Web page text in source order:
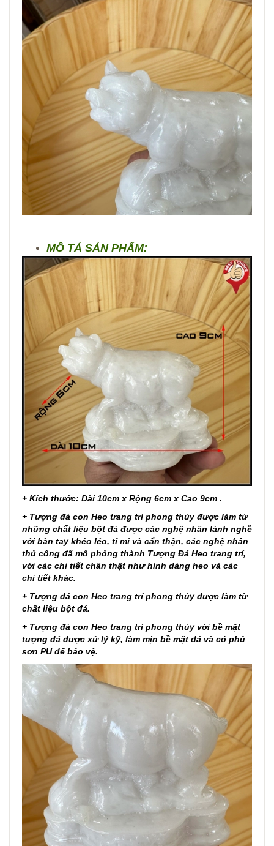
MÔ TẢ SẢN PHẨM:
+ Kích thước: Dài 10cm x Rộng 6cm x Cao 9cm .
+ Tượng đá con Heo trang trí phong thủy được làm từ
những chất liệu bột đá được các nghệ nhân lành nghề
với bàn tay khéo léo, tỉ mỉ và cẩn thận, các nghệ nhân
thủ công đã mô phỏng thành Tượng Đá Heo trang trí,
với các chi tiết chân thật như hình dáng heo và các
chi tiết khác.
+ Tượng đá con Heo trang trí phong thủy được làm từ
chất liệu bột đá.
+ Tượng đá con Heo trang trí phong thủy với bề mặt
tượng đá được xử lý kỹ, làm mịn bề mặt đá và có phủ
sơn PU để bảo vệ.